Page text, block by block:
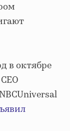
в октябре